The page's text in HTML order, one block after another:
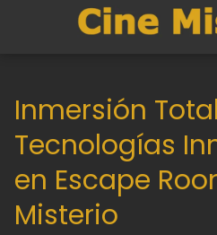
Inmersión
Tecnologías
en Escape
Misterio